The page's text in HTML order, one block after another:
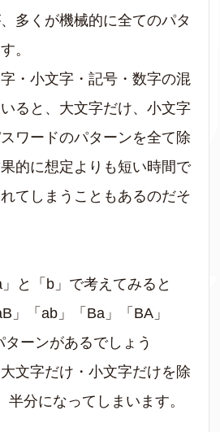
多くが機械的に全てのパタ
。
・小文字・記号・数字の混
ると、大文字だけ、小文字
ワードのパターンを全て除
的に想定よりも短い時間で
てしまうこともあるのだそ
と「b」で考えてみると
」「ab」「Ba」「BA」
ターンがあるでしょう
文字だけ・小文字だけを除
半分になってしまいます。